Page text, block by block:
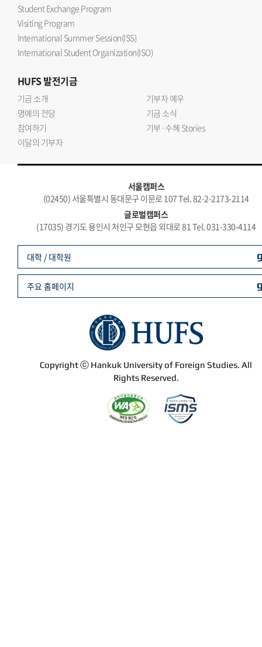
Student Exchange Program
Visiting Program
International Summer Session(ISS)
International Student Organization(ISO)
HUFS발전기금
기금 소개
기부자 예우
명예의 전당
기금 소식
참여하기
기부·수혜 Stories
이달의 기부자
서울캠퍼스
(02450) 서울특별시 동대문구 이문로 107 Tel. 82-2-2173-2114
글로벌캠퍼스
(17035) 경기도 용인시 처인구 모현읍 외대로 81 Tel. 031-330-4114
Copyright ⓒ Hankuk University of Foreign Studies. All
Rights Reserved.
대학 / 대학원
주요 홈페이지